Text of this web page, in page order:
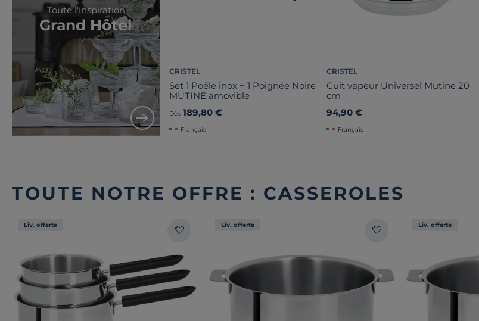
Toute l'inspiration
Grand Hôtel
CRISTEL
Set 1 Poêle inox + 1 Poignée Noire
MUTINE amovible
Dès 189,80 €
Français
CRISTEL
Cuit vapeur Universel Mutine 20
cm
94,90 €
Français
TOUTE NOTRE OFFRE : CASSEROLES
Liv. offerte Liv. offerte Liv. offerte